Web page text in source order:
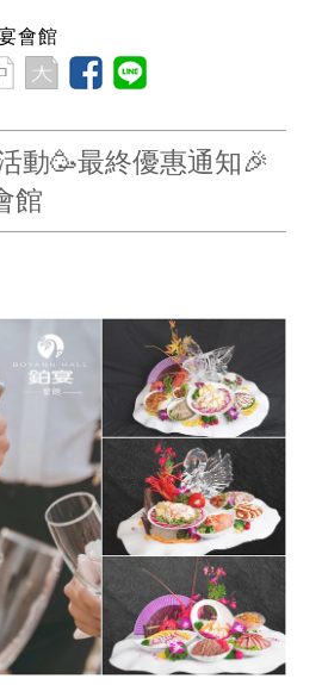
會館
動🥳最終優惠通知🎉
館